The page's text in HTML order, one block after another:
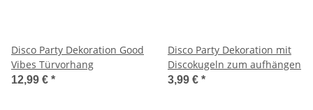
Disco Party Dekoration Good
Vibes Türvorhang
12,99 € *
Disco Party Dekoration mit
Discokugeln zum aufhängen
3,99 € *